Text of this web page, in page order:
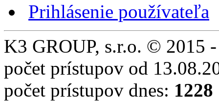
Prihlásenie používateľa
K3 GROUP, s.r.o. © 2015
počet prístupov od
počet prístupov dnes: 1228